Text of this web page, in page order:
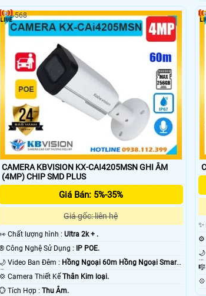
CAMERA KBVISION KX-CAI4205MSN GHI ÂM
(4MP) CHIP SMD PLUS
Giá Bán: 5%-35%
Giá gốc: liên hệ
️👀 Chất lượng hình : Ultra 2k + .
®️ Công Nghệ Sử Dụng :
IP POE.
🌙 Video Ban Đêm : Hồng Ngoại 60m Hồng Ngoại Smart
IR. 💢 Camera Thiết Kế Thân Kim loại.
️💮 Tích Hợp : Thu Âm.
568
IR.